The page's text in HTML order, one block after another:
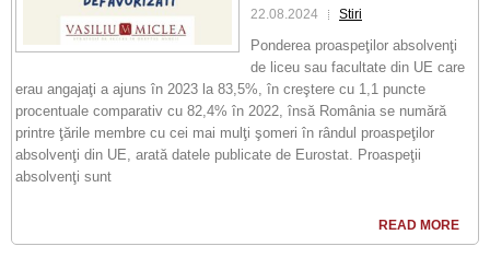
22.08.2024 Stiri
Ponderea proaspeţilor absolvenţi
de liceu sau facultate din UE care
erau angajaţi a ajuns în 2023 la 83,5%, în creştere cu 1,1 puncte
procentuale comparativ cu 82,4% în 2022, însă România se numără
printre ţările membre cu cei mai mulţi şomeri în rândul proaspeţilor
absolvenţi din UE, arată datele publicate de Eurostat. Proaspeţii
absolvenţi sunt
READ MORE